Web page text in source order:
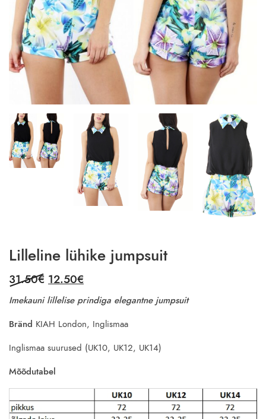
Lilleline lühike jumpsuit
31.50€ Original
price
31.50€.
12.50€
price
12.50€.
Imekauni lillelise prindiga elegantne jumpsuit
Bränd KIAH London, Inglismaa
Inglismaa suurused (UK10, UK12, UK14)
Mõõdutabel